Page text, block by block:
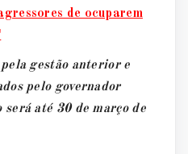
de ocuparem
gestão anterior e
pelo governador
será até 30 de março de